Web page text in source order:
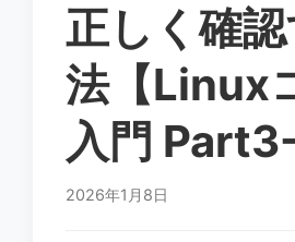
正しく確
法【Linux
入門 Part3-
2026年1月8日